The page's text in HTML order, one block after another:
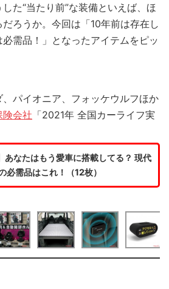
た“当たり前”な装備といえば、ほ
ろうか。今回は「10年前は存在し
需品！」となったアイテムをピッ
パイオニア、フォッケウルフほか
険会社 「2021年 全国カーライフ実
あなたはもう愛車に搭載してる？ 現代
必需品はこれ！（12枚）